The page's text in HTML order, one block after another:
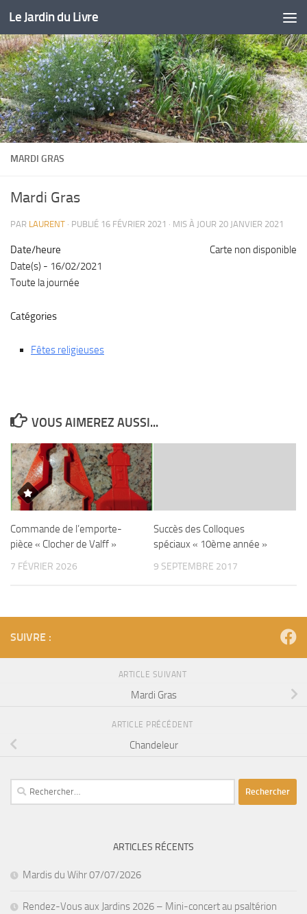
Skip to content
Le Jardin du Livre
MARDI GRAS
Mardi Gras
PAR LAURENT · PUBLIÉ 16 FÉVRIER 2021 · MIS À JOUR 20 JANVIER 2021
Carte non disponible
Date/heure
Date(s) - 16/02/2021
Toute la journée
Catégories
Fêtes religieuses
VOUS AIMEREZ AUSSI...
Commande de l’emporte-
pièce « Clocher de Valff »
7 FÉVRIER 2026
Succès des Colloques
spéciaux « 10ème année »
9 SEPTEMBRE 2017
SUIVRE :
ARTICLE SUIVANT
Mardi Gras
ARTICLE PRÉCÉDENT
Chandeleur
Rechercher :
ARTICLES RÉCENTS
Mardis du Wihr 07/07/2026
Rendez-Vous aux Jardins 2026 – Mini-concert au psaltérion